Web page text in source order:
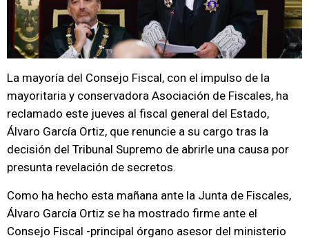
La mayoría del Consejo Fiscal, con el impulso de la
mayoritaria y conservadora Asociación de Fiscales, ha
reclamado este jueves al fiscal general del Estado,
Álvaro García Ortiz, que renuncie a su cargo tras la
decisión del Tribunal Supremo de abrirle una causa por
presunta revelación de secretos.
Como ha hecho esta mañana ante la Junta de Fiscales,
Álvaro García Ortiz se ha mostrado firme ante el
Consejo Fiscal -principal órgano asesor del ministerio